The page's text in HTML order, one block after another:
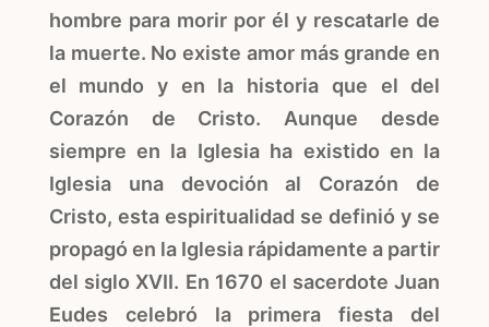
hombre para morir por él y rescatarle de
la muerte. No existe amor más grande en
el mundo y en la historia que el del
Corazón de Cristo. Aunque desde
siempre en la Iglesia ha existido en la
Iglesia una devoción al Corazón de
Cristo, esta espiritualidad se definió y se
propagó en la Iglesia rápidamente a partir
del siglo XVII. En 1670 el sacerdote Juan
Eudes celebró la primera fiesta del